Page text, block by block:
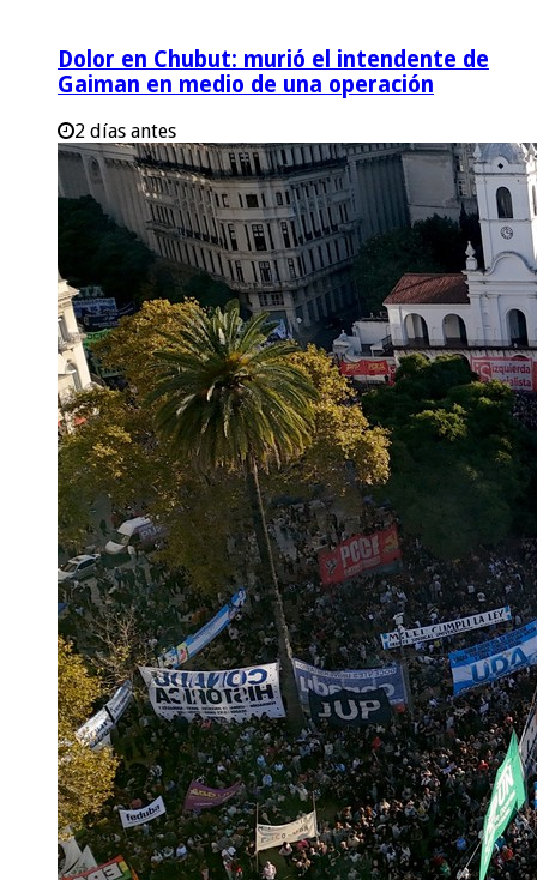
Dolor en Chubut: murió el intendente de
Gaiman en medio de una operación
2 días antes